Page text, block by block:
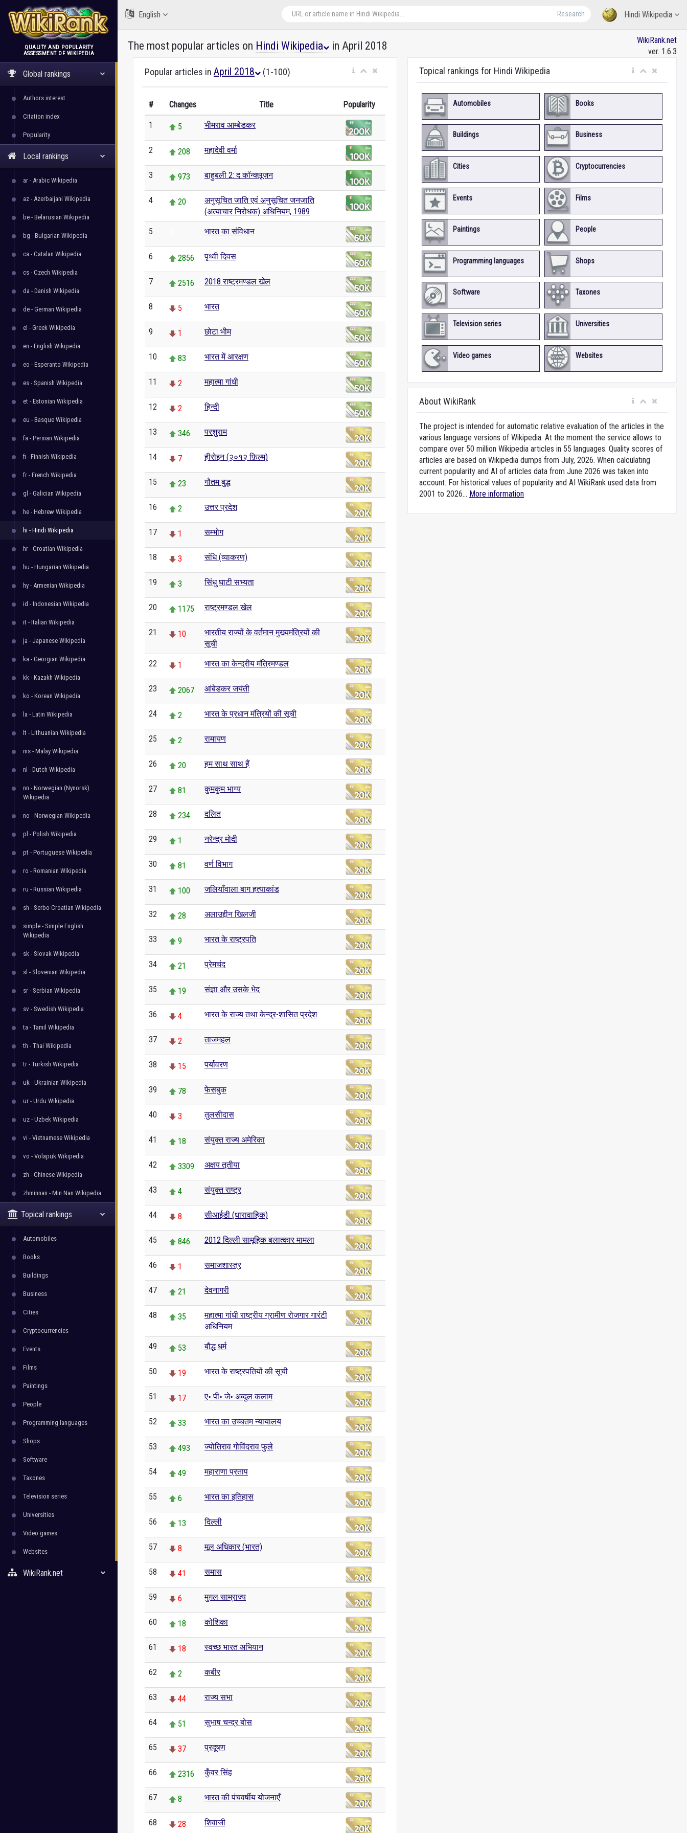
WikiRank
QUALITY AND POPULARITY
ASSESSMENT OF WIKIPEDIA
Global rankings
Authors interest
Citation index
Popularity
Local rankings
ar - Arabic Wikipedia
az - Azerbaijani Wikipedia
be - Belarusian Wikipedia
bg - Bulgarian Wikipedia
ca - Catalan Wikipedia
cs - Czech Wikipedia
da - Danish Wikipedia
de - German Wikipedia
el - Greek Wikipedia
en - English Wikipedia
eo - Esperanto Wikipedia
es - Spanish Wikipedia
et - Estonian Wikipedia
eu - Basque Wikipedia
fa - Persian Wikipedia
fi - Finnish Wikipedia
fr - French Wikipedia
gl - Galician Wikipedia
he - Hebrew Wikipedia
hi - Hindi Wikipedia
hr - Croatian Wikipedia
hu - Hungarian Wikipedia
hy - Armenian Wikipedia
id - Indonesian Wikipedia
it - Italian Wikipedia
ja - Japanese Wikipedia
ka - Georgian Wikipedia
kk - Kazakh Wikipedia
ko - Korean Wikipedia
la - Latin Wikipedia
lt - Lithuanian Wikipedia
ms - Malay Wikipedia
nl - Dutch Wikipedia
nn - Norwegian (Nynorsk)
Wikipedia
no - Norwegian Wikipedia
pl - Polish Wikipedia
pt - Portuguese Wikipedia
ro - Romanian Wikipedia
ru - Russian Wikipedia
sh - Serbo-Croatian Wikipedia
simple - Simple English
Wikipedia
sk - Slovak Wikipedia
sl - Slovenian Wikipedia
sr - Serbian Wikipedia
sv - Swedish Wikipedia
ta - Tamil Wikipedia
th - Thai Wikipedia
tr - Turkish Wikipedia
uk - Ukrainian Wikipedia
ur - Urdu Wikipedia
uz - Uzbek Wikipedia
vi - Vietnamese Wikipedia
vo - Volapük Wikipedia
zh - Chinese Wikipedia
zhminnan - Min Nan Wikipedia
Topical rankings
Automobiles
Books
Buildings
Business
Cities
Cryptocurrencies
Events
Films
Paintings
People
Programming languages
Shops
Software
Taxones
Television series
Universities
Video games
Websites
WikiRank.net
Hindi Wikipedia
Research
English
The most popular articles on Hindi Wikipedia in April 2018
WikiRank.net
ver. 1.6.3
Popular articles in April 2018 (1-100)
# Changes Title Popularity
1 5 भीमराव आम्बेडकर
2 208 महादेवी वर्मा
3 973 बाहुबली 2: द कॉन्क्लूज़न
4 20
अनुसूचित जाति एवं अनुसूचित जनजाति
(अत्याचार निरोधक) अधिनियम, 1989
5 भारत का संविधान
6 2856 पृथ्वी दिवस
7 2516 2018 राष्ट्रमण्डल खेल
8 5 भारत
9 1 छोटा भीम
10 83 भारत में आरक्षण
11 2 महात्मा गांधी
12 2 हिन्दी
13 346 परशुराम
14 7 हीरोइन (२०१२ फ़िल्म)
15 23 गौतम बुद्ध
16 2 उत्तर प्रदेश
17 1 सम्भोग
18 3 संधि (व्याकरण)
19 3 सिंधु घाटी सभ्यता
20 1175 राष्ट्रमण्डल खेल
21 10
भारतीय राज्यों के वर्तमान मुख्यमंत्रियों की
सूची
22 1 भारत का केन्द्रीय मंत्रिमण्डल
23 2067 आंबेडकर जयंती
24 2 भारत के प्रधान मंत्रियों की सूची
25 2 रामायण
26 20 हम साथ साथ हैं
27 81 कुमकुम भाग्य
28 234 दलित
29 1 नरेन्द्र मोदी
30 81 वर्ण विभाग
31 100 जलियाँवाला बाग हत्याकांड
32 28 अलाउद्दीन खिलजी
33 9 भारत के राष्ट्रपति
34 21 प्रेमचंद
35 19 संज्ञा और उसके भेद
36 4 भारत के राज्य तथा केन्द्र-शासित प्रदेश
37 2 ताजमहल
38 15 पर्यावरण
39 78 फेसबुक
40 3 तुलसीदास
41 18 संयुक्त राज्य अमेरिका
42 3309 अक्षय तृतीया
43 4 संयुक्त राष्ट्र
44 8 सीआईडी (धारावाहिक)
45 846 2012 दिल्ली सामूहिक बलात्कार मामला
46 1 समाजशास्त्र
47 21 देवनागरी
48 35
महात्मा गांधी राष्ट्रीय ग्रामीण रोजगार गारंटी
अधिनियम
49 53 बौद्ध धर्म
50 19 भारत के राष्ट्रपतियों की सूची
51 17 ए॰ पी॰ जे॰ अब्दुल कलाम
52 33 भारत का उच्चतम न्यायालय
53 493 ज्योतिराव गोविंदराव फुले
54 49 महाराणा प्रताप
55 6 भारत का इतिहास
56 13 दिल्ली
57 8 मूल अधिकार (भारत)
58 41 समास
59 6 मुग़ल साम्राज्य
60 18 कोशिका
61 18 स्वच्छ भारत अभियान
62 2 कबीर
63 44 राज्य सभा
64 51 सुभाष चन्द्र बोस
65 37 प्रदूषण
66 2316 कुँवर सिंह
67 8 भारत की पंचवर्षीय योजनाएँ
68 28 शिवाजी
Topical rankings for Hindi Wikipedia
Automobiles Books
Buildings Business
Cities Cryptocurrencies
Events Films
Paintings People
Programming languages Shops
Software Taxones
Television series Universities
Video games Websites
About WikiRank
The project is intended for automatic relative evaluation of the articles in the
various language versions of Wikipedia. At the moment the service allows to
compare over 50 million Wikipedia articles in 55 languages. Quality scores of
articles are based on Wikipedia dumps from July, 2026. When calculating
current popularity and AI of articles data from June 2026 was taken into
account. For historical values of popularity and AI WikiRank used data from
2001 to 2026... More information